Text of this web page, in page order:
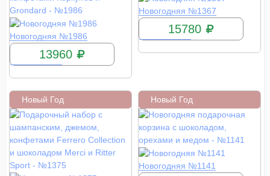
Новогодняя №1986
КУПИТЬ
13960
Новогодняя №1367
КУПИТЬ
15780
Новый Год Новый Год
Новогодняя №1141
КУПИТЬ